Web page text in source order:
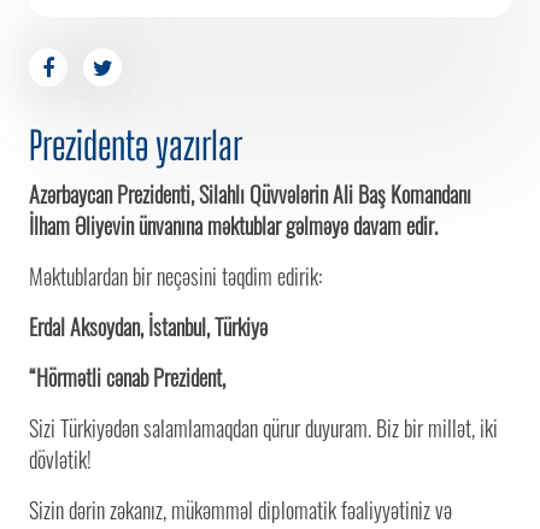
Prezidentə yazırlar
Azərbaycan Prezidenti, Silahlı Qüvvələrin Ali Baş Komandanı
İlham Əliyevin ünvanına məktublar gəlməyə davam edir.
Məktublardan bir neçəsini təqdim edirik:
Erdal Aksoydan, İstanbul, Türkiyə
“Hörmətli cənab Prezident,
Sizi Türkiyədən salamlamaqdan qürur duyuram. Biz bir millət, iki
dövlətik!
Sizin dərin zəkanız, mükəmməl diplomatik fəaliyyətiniz və